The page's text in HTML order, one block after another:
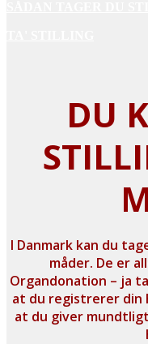
DU
I Danmark kan du
måder. De er
Organdonation – ja
at du registrerer din
at du giver